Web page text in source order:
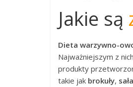
Jakie są
Dieta warzywno-
Najważniejszym z
produkty
takie jak brokuły,